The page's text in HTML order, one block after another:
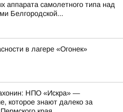
аппарата самолетного типа над
Белгородской...
в лагере «Огонек»
НПО «Искра» —
которое знают далеко за